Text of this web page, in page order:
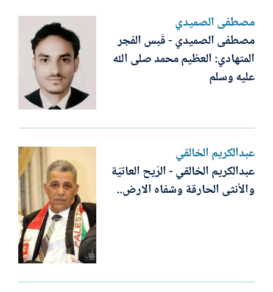
مصطفى الصميدي
مصطفى الصميدي - قَبس الفجر
المتهادي: العظيم محمد صلى الله
عليه وسلم
عبدالكريم الخالقي
عبدالكريم الخالقي - الرّيح العاتيّة
والأنثى الحارقة وشفاه الارض..